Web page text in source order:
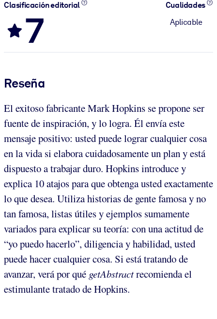
Clasificación editorial
7
Cualidades
Aplicable
Reseña
El exitoso fabricante Mark Hopkins se propone ser
fuente de inspiración, y lo logra. Él envía este
mensaje positivo: usted puede lograr cualquier cosa
en la vida si elabora cuidadosamente un plan y está
dispuesto a trabajar duro. Hopkins introduce y
explica 10 atajos para que obtenga usted exactamente
lo que desea. Utiliza historias de gente famosa y no
tan famosa, listas útiles y ejemplos sumamente
variados para explicar su teoría: con una actitud de
“yo puedo hacerlo”, diligencia y habilidad, usted
puede hacer cualquier cosa. Si está tratando de
avanzar, verá por qué getAbstractrecomienda el
estimulante tratado de Hopkins.